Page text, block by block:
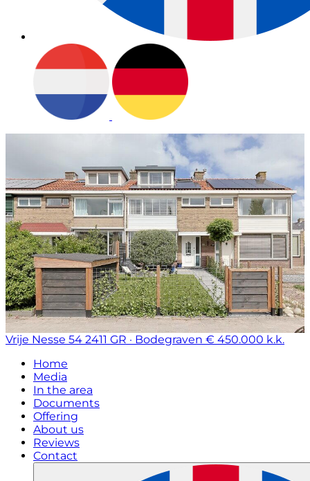
Vrije Nesse 54 2411 GR · Bodegraven € 450.000 k.k.
Home
Media
In the area
Documents
Offering
About us
Reviews
Contact